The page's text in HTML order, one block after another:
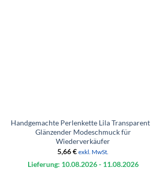
Handgemachte Perlenkette Lila Transparent
Glänzender Modeschmuck für
Wiederverkäufer
5,66€ exkl. MwSt.
Lieferung: 10.08.2026- 11.08.2026